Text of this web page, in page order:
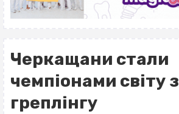
Черкащани стали
чемпіонами світу з
греплінгу